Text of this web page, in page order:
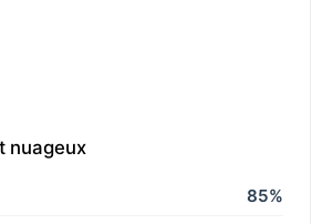
nuageux
85%